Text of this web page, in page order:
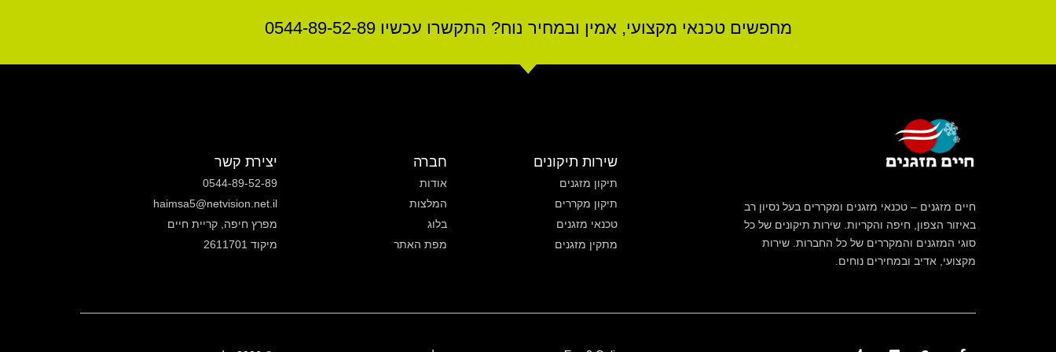
מחפשים טכנאי מקצועי, אמין ובמחיר נוח? התקשרו עכשיו 0544-89-52-89
חיים מזגנים – טכנאי מזגנים ומקררים בעל נסיון רב
באיזור הצפון, חיפה והקריות. שירות תיקונים של כל
סוגי המזגנים והמקררים של כל החברות. שירות
מקצועי, אדיב ובמחירים נוחים.
שירות תיקונים
תיקון מזגנים
תיקון מקררים
טכנאי מזגנים
מתקין מזגנים
חברה
אודות
המלצות
בלוג
מפת האתר
יצירת קשר
0544-89-52-89
haimsa5@netvision.net.il
מפרץ חיפה, קריית חיים
מיקוד 2611701